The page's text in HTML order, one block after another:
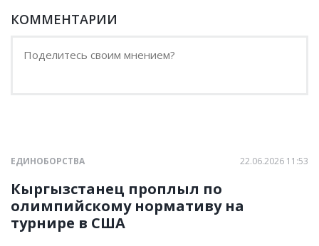
КОММЕНТАРИИ
ЕДИНОБОРСТВА 22.06.2026 11:53
Кыргызстанец проплыл по
олимпийскому нормативу на
турнире в США